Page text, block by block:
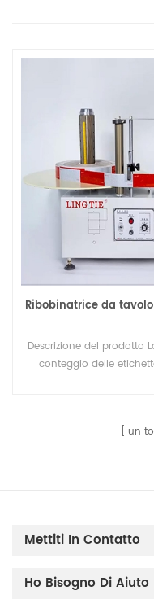
Ribobinatrice da
Descrizione del prodotto
conteggio delle
(PET.PVC, PC.POPP
Tensione
automatica * Velocità
dell'albero possono
Specifica
un
Mettiti In Contatto
Ho Bisogno Di Aiuto